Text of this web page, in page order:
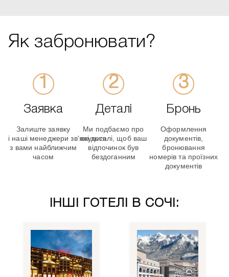
Як забронювати?
Заявка
Залиште заявку
і наші менеджери зв'яжуться
з вами найближчим
часом
Деталі
Ми подбаємо про
всі деталі, щоб ваш
відпочинок був
бездоганним
Бронь
Оформлення
документів,
бронювання
номерів та проїзних
документів
ІНШІ ГОТЕЛІ В СОЧІ: